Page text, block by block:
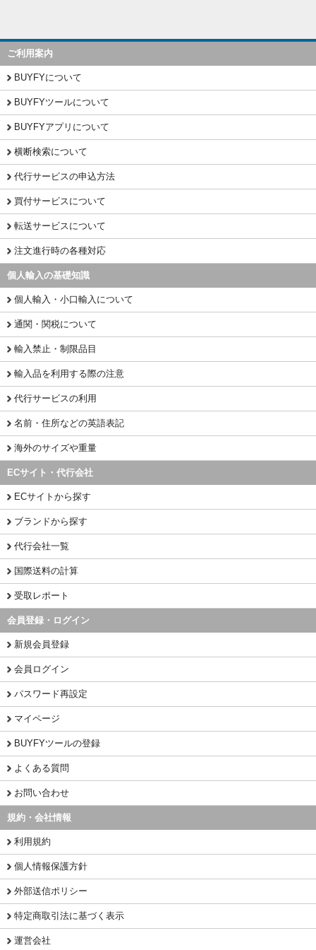
ご利用案内
BUYFYについて
BUYFYツールについて
BUYFYアプリについて
横断検索について
代行サービスの申込方法
買付サービスについて
転送サービスについて
注文進行時の各種対応
個人輸入の基礎知識
個人輸入・小口輸入について
通関・関税について
輸入禁止・制限品目
輸入品を利用する際の注意
代行サービスの利用
名前・住所などの英語表記
海外のサイズや重量
ECサイト・代行会社
ECサイトから探す
ブランドから探す
代行会社一覧
国際送料の計算
受取レポート
会員登録・ログイン
新規会員登録
会員ログイン
パスワード再設定
マイページ
BUYFYツールの登録
よくある質問
お問い合わせ
規約・会社情報
利用規約
個人情報保護方針
外部送信ポリシー
特定商取引法に基づく表示
運営会社